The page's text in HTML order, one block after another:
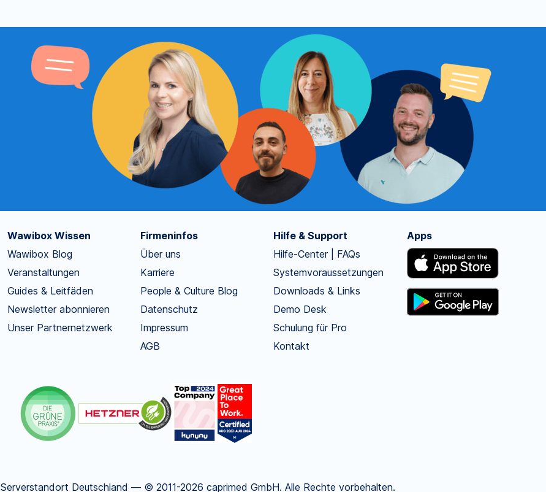
Wawibox Wissen
Wawibox Blog
Veranstaltungen
Guides & Leitfäden
Newsletter abonnieren
Unser Partnernetzwerk
Firmeninfos
Über uns
Karriere
People & Culture Blog
Datenschutz
Impressum
AGB
Hilfe & Support
Hilfe-Center | FAQs
Systemvoraussetzungen
Downloads & Links
Demo Desk
Schulung für Pro
Kontakt
Apps
Serverstandort Deutschland — © 2011-2026 caprimed GmbH. Alle Rechte vorbehalten.